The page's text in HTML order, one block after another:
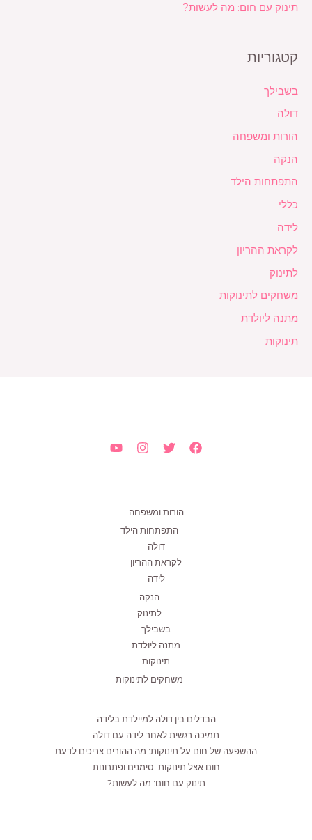
תינוק עם חום: מה לעשות?
קטגוריות
בשבילך
דולה
הורות ומשפחה
הנקה
התפתחות הילד
כללי
לידה
לקראת ההריון
לתינוק
משחקים לתינוקות
מתנה ליולדת
תינוקות
הורות ומשפחה
התפתחות הילד
דולה
לקראת ההריון
לידה
הנקה
לתינוק
בשבילך
מתנה ליולדת
תינוקות
משחקים לתינוקות
הבדלים בין דולה למיילדת בלידה
תמיכה רגשית לאחר לידה עם דולה
ההשפעה של חום על תינוקות: מה ההורים צריכים לדעת
חום אצל תינוקות: סימנים ופתרונות
תינוק עם חום: מה לעשות?